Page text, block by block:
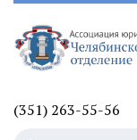
(351) 263-55-56